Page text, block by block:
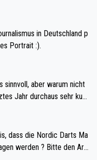
in Deutschland p
Portrait :).
sinnvoll, aber warum nicht
Qualifikation des Weltmei
werden ? Bitte den Arti